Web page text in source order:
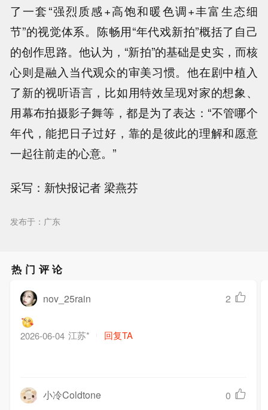
了一套“强烈质感+高饱和暖色调+丰富生态细
节”的视觉体系。陈畅用“年代戏新拍”概括了自己
的创作思路。他认为，“新拍”的基础是史实，而核
心则是融入当代观众的审美习惯。他在剧中植入
了新的视听语言，比如用特效呈现对家的想象、
用幕布拍摄影子舞等，都是为了表达：“不管哪个
年代，能把日子过好，靠的是彼此的理解和愿意
一起往前走的心意。”
采写：新快报记者 梁燕芬
发布于：广东
热门评论
nov_25rain 2
2026-06-04 江苏* 回复TA
小冷Coldtone 0